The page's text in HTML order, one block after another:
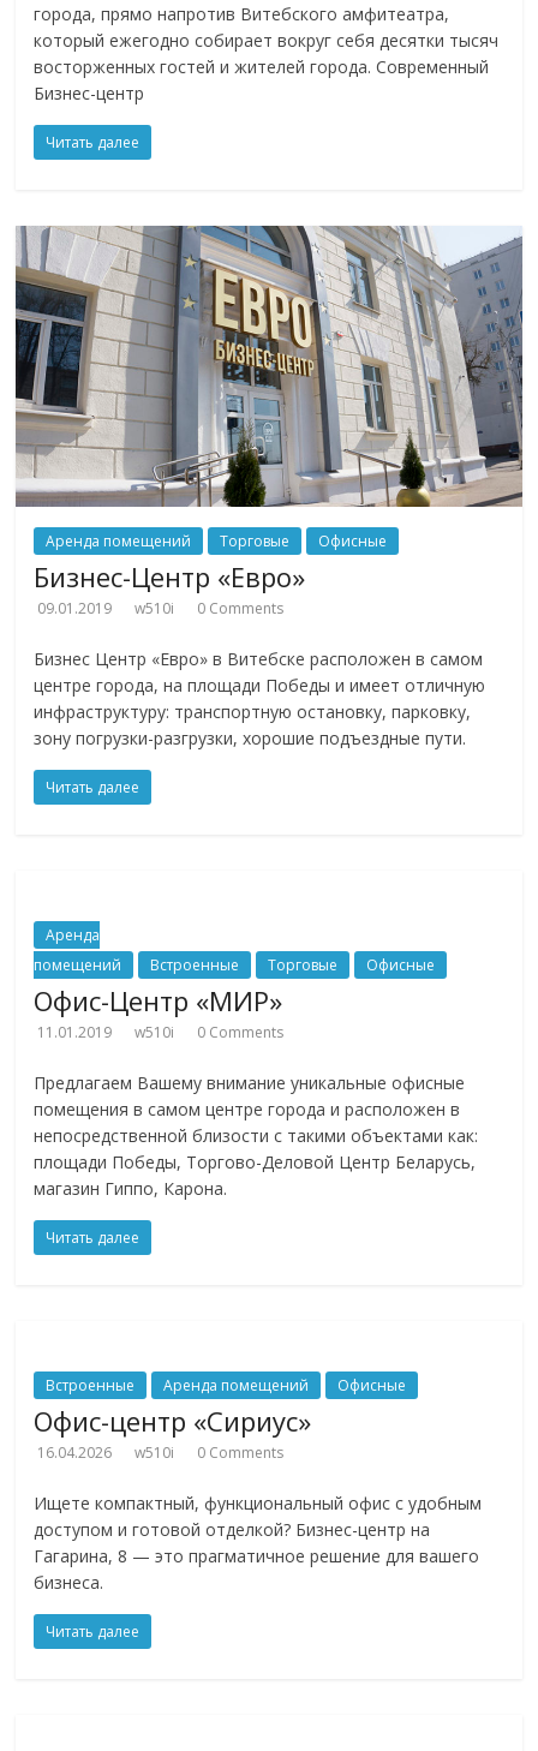
города, прямо напротив Витебского амфитеатра,
который ежегодно собирает вокруг себя десятки тысяч
восторженных гостей и жителей города. Современный
Бизнес-центр
Читать далее
Аренда помещений Торговые Офисные
Бизнес-Центр «Евро»
09.01.2019 w510i 0 Comments
Бизнес Центр «Евро» в Витебске расположен в самом
центре города, на площади Победы и имеет отличную
инфраструктуру: транспортную остановку, парковку,
зону погрузки-разгрузки, хорошие подъездные пути.
Читать далее
Аренда
помещений
Встроенные Торговые Офисные
Офис-Центр «МИР»
11.01.2019 w510i 0 Comments
Предлагаем Вашему внимание уникальные офисные
помещения в самом центре города и расположен в
непосредственной близости с такими объектами как:
площади Победы, Торгово-Деловой Центр Беларусь,
магазин Гиппо, Карона.
Читать далее
Встроенные Аренда помещений Офисные
Офис-центр «Сириус»
16.04.2026 w510i 0 Comments
Ищете компактный, функциональный офис с удобным
доступом и готовой отделкой? Бизнес-центр на
Гагарина, 8 — это прагматичное решение для вашего
бизнеса.
Читать далее